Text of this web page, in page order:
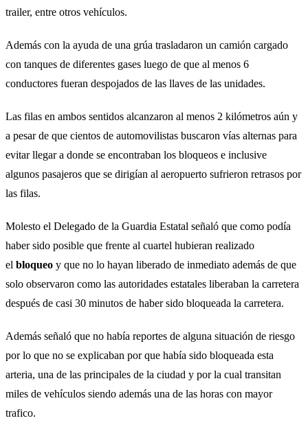
trailer, entre otros vehículos.
Además con la ayuda de una grúa trasladaron un camión cargado
con tanques de diferentes gases luego de que al menos 6
conductores fueran despojados de las llaves de las unidades.
Las filas en ambos sentidos alcanzaron al menos 2 kilómetros aún y
a pesar de que cientos de automovilistas buscaron vías alternas para
evitar llegar a donde se encontraban los bloqueos e inclusive
algunos pasajeros que se dirigían al aeropuerto sufrieron retrasos por
las filas.
Molesto el Delegado de la Guardia Estatal señaló que como podía
haber sido posible que frente al cuartel hubieran realizado
el bloqueo y que no lo hayan liberado de inmediato además de que
solo observaron como las autoridades estatales liberaban la carretera
después de casi 30 minutos de haber sido bloqueada la carretera.
Además señaló que no había reportes de alguna situación de riesgo
por lo que no se explicaban por que había sido bloqueada esta
arteria, una de las principales de la ciudad y por la cual transitan
miles de vehículos siendo además una de las horas con mayor
trafico.